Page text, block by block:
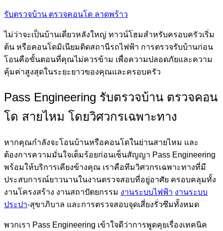
รับตรวจบ้าน ตรวจคอนโด ลาดพร้าว
ไม่ว่าจะเป็นบ้านเดี่ยวหลังใหญ่ ทาวน์โฮมสำหรับครอบครัวเริ่ม
ต้น หรือคอนโดมิเนียมติดสถานีรถไฟฟ้า การตรวจรับบ้านก่อน
โอนคือขั้นตอนที่คุณไม่ควรข้าม เพื่อความปลอดภัยและความ
คุ้มค่าสูงสุดในระยะยาวของคุณและครอบครัว
Pass Engineering รับตรวจบ้าน ตรวจคอน
โด สายไหม โดยวิศวกรเฉพาะทาง
หากคุณกำลังจะโอนบ้านหรือคอนโดในย่านสายไหม และ
ต้องการความมั่นใจเต็มร้อยก่อนเซ็นสัญญา Pass Engineering
พร้อมให้บริการเคียงข้างคุณ เราคือทีมวิศวกรเฉพาะทางที่มี
ประสบการณ์ยาวนานในงานตรวจสอบที่อยู่อาศัย ครอบคลุมทั้ง
งานโครงสร้าง งานสถาปัตยกรรม งานระบบไฟฟ้า งานระบบ
ประปา-สุขาภิบาล และการตรวจสอบจุดเสี่ยงรั่วซึมทั้งหมด
พวกเรา Pass Engineering เข้าใจดีว่าการพูดคุยเรื่องเทคนิค